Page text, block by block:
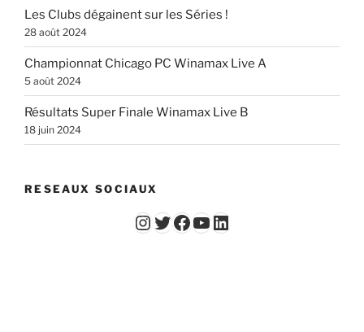
Les Clubs dégainent sur les Séries !
28 août 2024
Championnat Chicago PC Winamax Live A
5 août 2024
Résultats Super Finale Winamax Live B
18 juin 2024
RESEAUX SOCIAUX
Instagram
Twitter
Facebook
YouTube - Vidéos du Chicago Poker ClubLinkedIn